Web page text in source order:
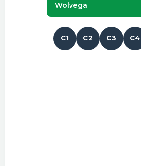
Wolvega
C1 C2 C3 C4